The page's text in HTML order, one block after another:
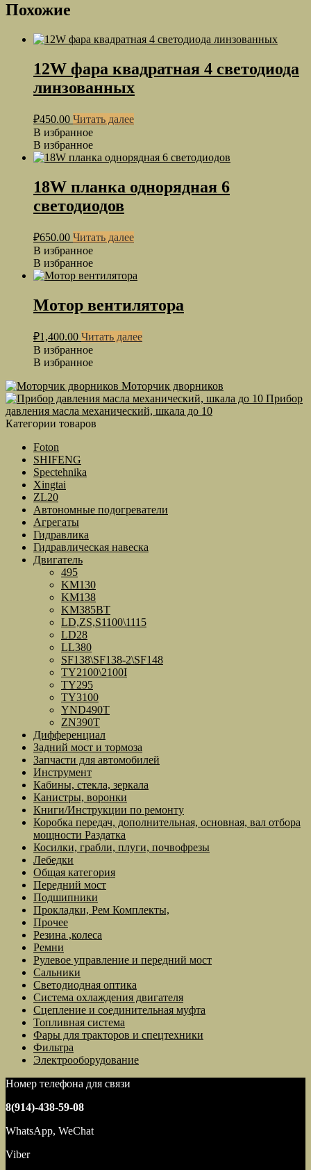
Похожие
12W фара квадратная 4 светодиода
линзованных
₽450.00 Читать далее
В избранное
В избранное
18W планка однорядная 6
светодиодов
₽650.00 Читать далее
В избранное
В избранное
Мотор вентилятора
₽1,400.00 Читать далее
В избранное
В избранное
Моторчик дворников
Прибор
давления масла механический, шкала до 10
Категории товаров
Foton
SHIFENG
Spectehnika
Xingtai
ZL20
Автономные подогреватели
Агрегаты
Гидравлика
Гидравлическая навеска
Двигатель
495
KM130
KM138
KM385BT
LD,ZS,S1100\1115
LD28
LL380
SF138\SF138-2\SF148
TY2100\2100I
TY295
TY3100
YND490T
ZN390T
Дифференциал
Задний мост и тормоза
Запчасти для автомобилей
Инструмент
Кабины, стекла, зеркала
Канистры, воронки
Книги/Инструкции по ремонту
Коробка передач, дополнительная, основная, вал отбора
мощности Раздатка
Косилки, грабли, плуги, почвофрезы
Лебедки
Общая категория
Передний мост
Подшипники
Прокладки, Рем Комплекты,
Прочее
Резина ,колеса
Ремни
Рулевое управление и передний мост
Сальники
Светодиодная оптика
Система охлаждения двигателя
Сцепление и соединительная муфта
Топливная система
Фары для тракторов и спецтехники
Фильтра
Электрооборудование
Номер телефона для связи
8(914)-438-59-08
WhatsApp, WeChat
Viber